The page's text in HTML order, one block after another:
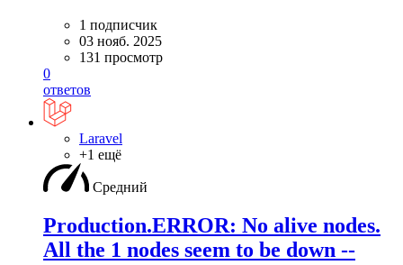
1 подписчик
03 нояб. 2025
131 просмотр
0
ответов
Laravel
+1 ещё
Средний
Production.ERROR: No alive nodes.
All the 1 nodes seem to be down --